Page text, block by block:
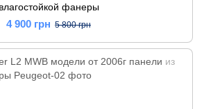
влагостойкой фанеры
4 900 грн 5 800 грн